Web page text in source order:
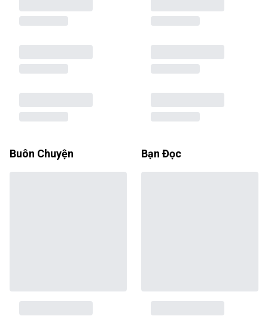
Buôn Chuyện Bạn Đọc